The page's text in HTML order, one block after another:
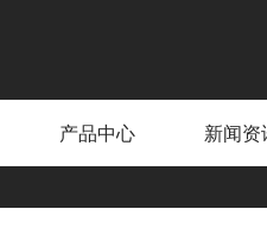
产品中心 新闻资